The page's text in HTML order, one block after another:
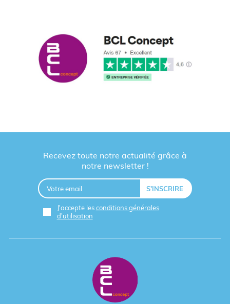
Recevez toute notre actualité grâce à
notre newsletter !
J'accepte lesconditions générales
d'utilisation